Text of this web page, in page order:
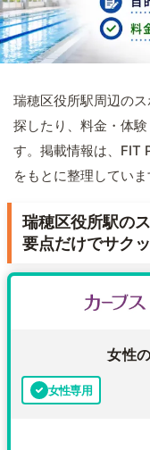
瑞穂区役所駅周辺の
探したり、料金・体
す。掲載情報は、FIT
をもとに整理していま
瑞穂区役所駅の
要点だけでサク
女性
女性専用